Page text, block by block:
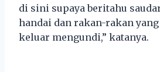
di sini supaya beritahu
handai dan rakan-rakan
keluar mengundi,” katanya.